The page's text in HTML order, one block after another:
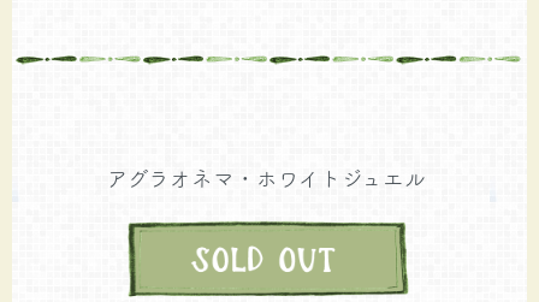
アグラオネマ・ホワイトジュエル